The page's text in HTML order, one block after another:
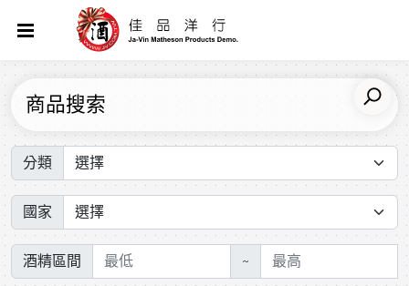
商品搜索
分類
國家
酒精區間 ~